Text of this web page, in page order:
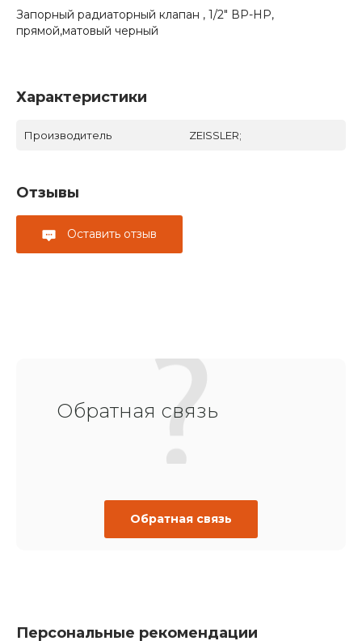
Запорный радиаторный клапан , 1/2" ВР-НР,
прямой,матовый черный
Характеристики
Производитель ZEISSLER;
Отзывы
Оставить отзыв
Обратная связь
Обратная связь
Персональные рекомендации